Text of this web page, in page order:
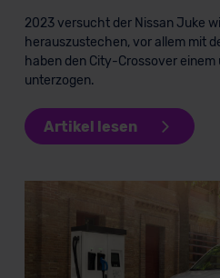
2023 versucht der Nissan Juke
herauszustechen, vor allem mit
haben den City-Crossover
unterzogen.
Artikel lesen